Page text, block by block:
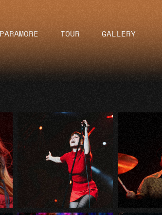
PARAMORE TOUR GALLERY